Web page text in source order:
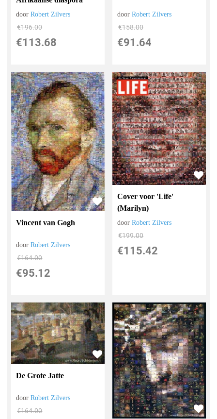
doorRobert Zilvers
€196.00
€113.68
doorRobert Zilvers
€158.00
€91.64
Vincent van Gogh
doorRobert Zilvers
€164.00
€95.12
Cover voor 'Life'
(Marilyn)
doorRobert Zilvers
€199.00
€115.42
De Grote Jatte
doorRobert Zilvers
€164.00